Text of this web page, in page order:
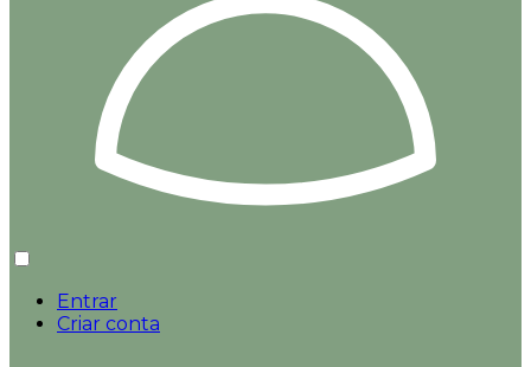
Entrar
Criar conta